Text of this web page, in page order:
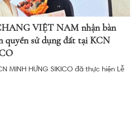
VIỆT NAM nhận bàn
quyền sử dụng đất tại KCN
MINH HƯNG SIKICO đã thực hiện Lễ